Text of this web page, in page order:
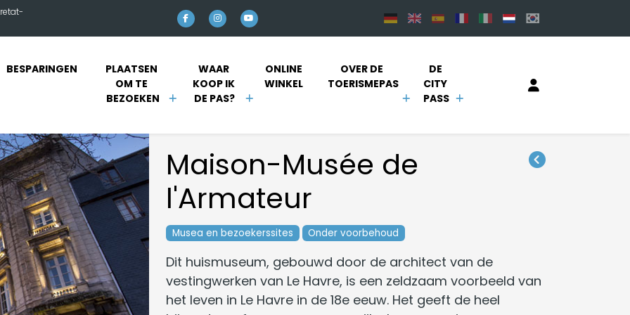
BESPARINGEN
PLAATSEN
OM TE
BEZOEKEN
WAAR
KOOP IK
DE PAS?
ONLINE
WINKEL
OVER DE
TOERISMEPAS
DE
CITY
PASS
Maison-Musée de
l'Armateur
Musea en bezoekerssites Onder voorbehoud
Dit huismuseum, gebouwd door de architect van de
vestingwerken van Le Havre, is een zeldzaam voorbeeld van
het leven in Le Havre in de 18e eeuw. Het geeft de heel